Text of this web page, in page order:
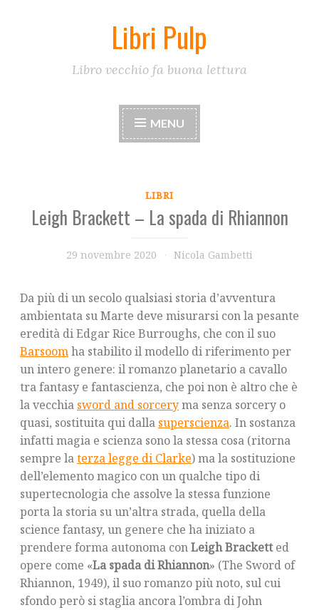
Libri Pulp
Libro vecchio fa buona lettura
MENU
LIBRI
Leigh Brackett – La spada di Rhiannon
29 novembre 2020 Nicola Gambetti
Da più di un secolo qualsiasi storia d’avventura
ambientata su Marte deve misurarsi con la pesante
eredità di Edgar Rice Burroughs, che con il suo
Barsoomha stabilito il modello di riferimento per
un intero genere: il romanzo planetario a cavallo
tra fantasy e fantascienza, che poi non è altro che è
la vecchia sword and sorceryma senza sorcery o
quasi, sostituita qui dalla superscienza. In sostanza
infatti magia e scienza sono la stessa cosa (ritorna
sempre laterza legge di Clarke) ma la sostituzione
dell’elemento magico con un qualche tipo di
supertecnologia che assolve la stessa funzione
porta la storia su un’altra strada, quella della
science fantasy, un genere che ha iniziato a
prendere forma autonoma conLeigh Bracketted
opere come «La spada di Rhiannon» (The Sword of
Rhiannon, 1949), il suo romanzo più noto, sul cui
sfondo però si staglia ancora l’ombra di John